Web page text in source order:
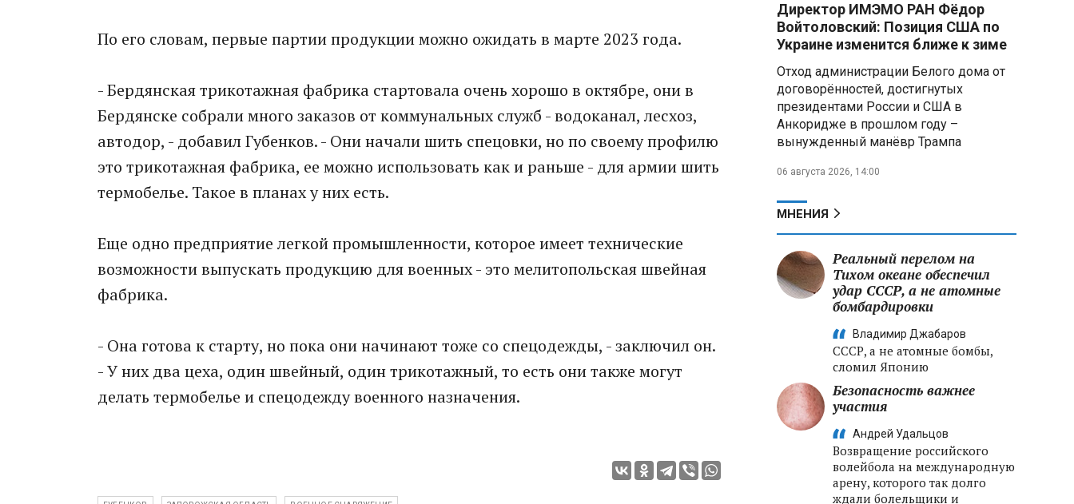
По его словам, первые партии продукции можно ожидать в марте 2023 года.
- Бердянская трикотажная фабрика стартовала очень хорошо в октябре, они в
Бердянске собрали много заказов от коммунальных служб - водоканал, лесхоз,
автодор, - добавил Губенков. - Они начали шить спецовки, но по своему профилю
это трикотажная фабрика, ее можно использовать как и раньше - для армии шить
термобелье. Такое в планах у них есть.
Еще одно предприятие легкой промышленности, которое имеет технические
возможности выпускать продукцию для военных - это мелитопольская швейная
фабрика.
- Она готова к старту, но пока они начинают тоже со спецодежды, - заключил он.
- У них два цеха, один швейный, один трикотажный, то есть они также могут
делать термобелье и спецодежду военного назначения.
Директор ИМЭМО РАН Фёдор
Войтоловский: Позиция США по
Украине изменится ближе к зиме
Отход администрации Белого дома от
договорённостей, достигнутых
президентами России и США в
Анкоридже в прошлом году –
вынужденный манёвр Трампа
06 августа 2026, 14:00
МНЕНИЯ
Реальный перелом на
Тихом океане обеспечил
удар СССР, а не атомные
бомбардировки
Владимир Джабаров
СССР, а не атомные бомбы,
сломил Японию
Безопасность важнее
участия
Андрей Удальцов
Возвращение российского
волейбола на международную
арену, которого так долго
ждали болельщики и